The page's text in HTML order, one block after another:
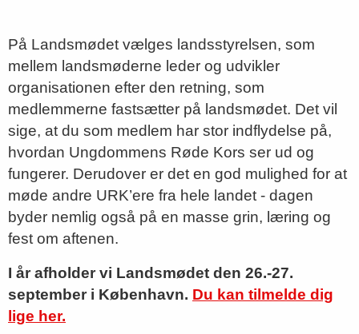
På Landsmødet vælges landsstyrelsen, som
mellem landsmøderne leder og udvikler
organisationen efter den retning, som
medlemmerne fastsætter på landsmødet. Det vil
sige, at du som medlem har stor indflydelse på,
hvordan Ungdommens Røde Kors ser ud og
fungerer. Derudover er det en god mulighed for at
møde andre URK’ere fra hele landet - dagen
byder nemlig også på en masse grin, læring og
fest om aftenen.
I år afholder vi Landsmødet den 26.-27.
september i København. Du kan tilmelde dig
lige her.